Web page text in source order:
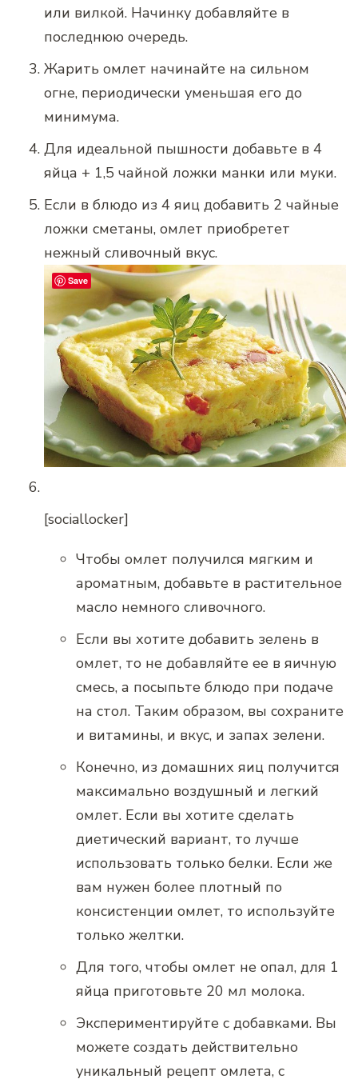
или вилкой. Начинку добавляйте в
последнюю очередь.
Жарить омлет начинайте на сильном
огне, периодически уменьшая его до
минимума.
Для идеальной пышности добавьте в 4
яйца + 1,5 чайной ложки манки или муки.
Если в блюдо из 4 яиц добавить 2 чайные
ложки сметаны, омлет приобретет
нежный сливочный вкус.
[sociallocker]
Чтобы омлет получился мягким и
ароматным, добавьте в растительное
масло немного сливочного.
Если вы хотите добавить зелень в
омлет, то не добавляйте ее в яичную
смесь, а посыпьте блюдо при подаче
на стол. Таким образом, вы сохраните
и витамины, и вкус, и запах зелени.
Конечно, из домашних яиц получится
максимально воздушный и легкий
омлет. Если вы хотите сделать
диетический вариант, то лучше
использовать только белки. Если же
вам нужен более плотный по
консистенции омлет, то используйте
только желтки.
Для того, чтобы омлет не опал, для 1
яйца приготовьте 20 мл молока.
Экспериментируйте с добавками. Вы
можете создать действительно
уникальный рецепт омлета, с
Save